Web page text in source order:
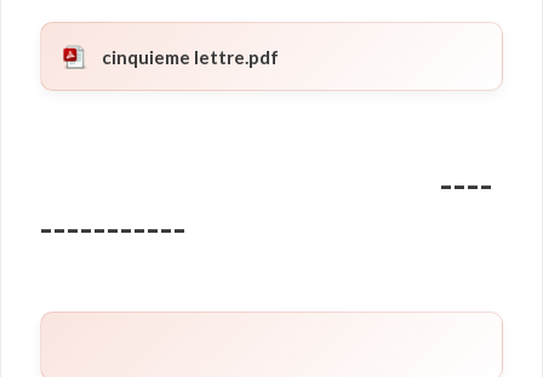
cinquieme lettre.pdf
----
-----------